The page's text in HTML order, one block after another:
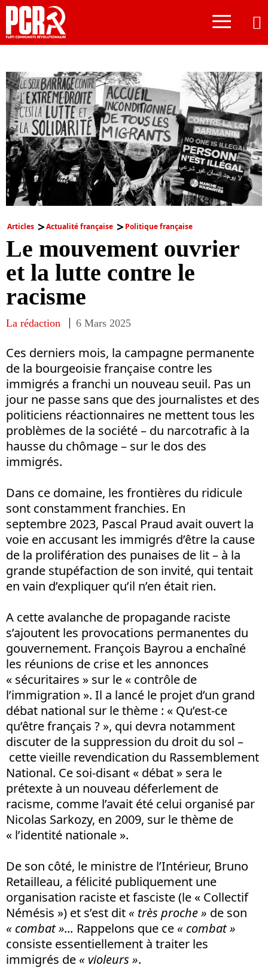
≡
Articles Actualité française Politique française
Le mouvement ouvrier
et la lutte contre le
racisme
La rédaction 6 Mars 2025
Ces derniers mois, la campagne permanente
de la bourgeoisie française contre les
immigrés a franchi un nouveau seuil. Pas un
jour ne passe sans que des journalistes et des
politiciens réactionnaires ne mettent tous les
problèmes de la société – du narcotrafic à la
hausse du chômage – sur le dos des
immigrés.
Dans ce domaine, les frontières du ridicule
sont constamment franchies. En
septembre 2023, Pascal Praud avait ouvert la
voie en accusant les immigrés d’être la cause
de la prolifération des punaises de lit – à la
grande stupéfaction de son invité, qui tentait
en vain d’expliquer qu’il n’en était rien.
A cette avalanche de propagande raciste
s’ajoutent les provocations permanentes du
gouvernement. François Bayrou a enchaîné
les réunions de crise et les annonces
« sécuritaires » sur le « contrôle de
l’immigration ». Il a lancé le projet d’un grand
débat national sur le thème : « Qu’est-ce
qu’être français ? », qui devra notamment
discuter de la suppression du droit du sol –
cette vieille revendication du Rassemblement
National. Ce soi-disant « débat » sera le
prétexte à un nouveau déferlement de
racisme, comme l’avait été celui organisé par
Nicolas Sarkozy, en 2009, sur le thème de
« l’identité nationale ».
De son côté, le ministre de l’Intérieur, Bruno
Retailleau, a félicité publiquement une
organisation raciste et fasciste (le « Collectif
Némésis ») et s’est dit « très proche » de son
« combat »... Rappelons que ce « combat »
consiste essentiellement à traiter les
immigrés de « violeurs ».